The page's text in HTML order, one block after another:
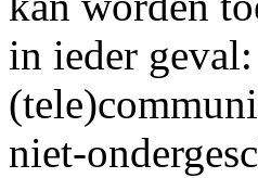
in ieder
niet-